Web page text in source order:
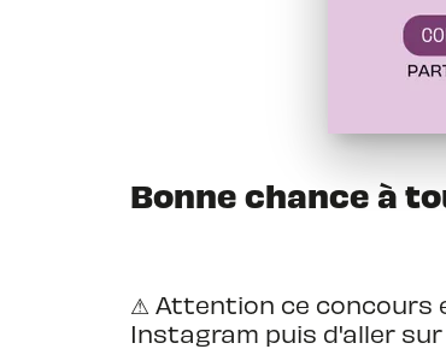
Bonne chance à
⚠ Attention ce concours
Instagram puis d'aller